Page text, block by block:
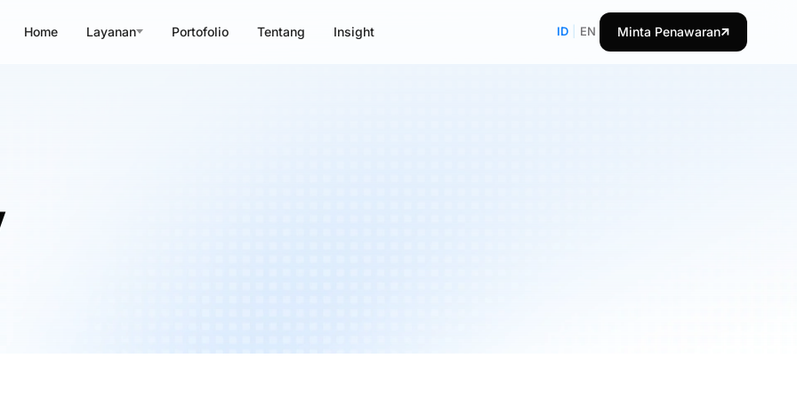
Home Layanan Portofolio Tentang Insight ID EN Minta Penawaran